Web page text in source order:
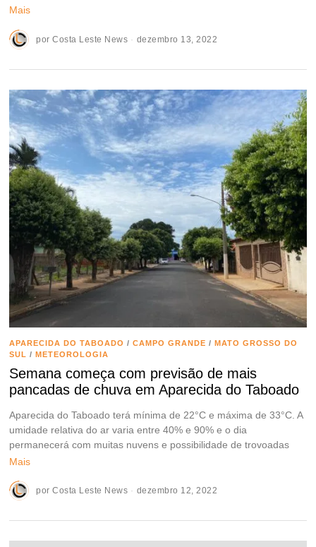
Mais
porCosta Leste News dezembro 13, 2022
APARECIDA DO TABOADO / CAMPO GRANDE / MATO GROSSO DO
SUL / METEOROLOGIA
Semana começa com previsão de mais
pancadas de chuva em Aparecida do Taboado
Aparecida do Taboado terá mínima de 22°C e máxima de 33°C. A
umidade relativa do ar varia entre 40% e 90% e o dia
permanecerá com muitas nuvens e possibilidade de trovoadas
Mais
porCosta Leste News dezembro 12, 2022